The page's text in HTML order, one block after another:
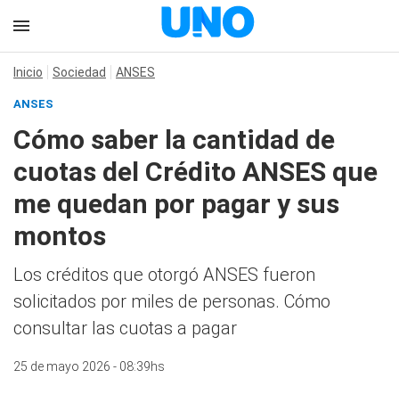
Inicio Sociedad ANSES
ANSES
Cómo saber la cantidad de
cuotas del Crédito ANSES que
me quedan por pagar y sus
montos
Los créditos que otorgó ANSES fueron
solicitados por miles de personas. Cómo
consultar las cuotas a pagar
25 de mayo 2026 - 08:39hs